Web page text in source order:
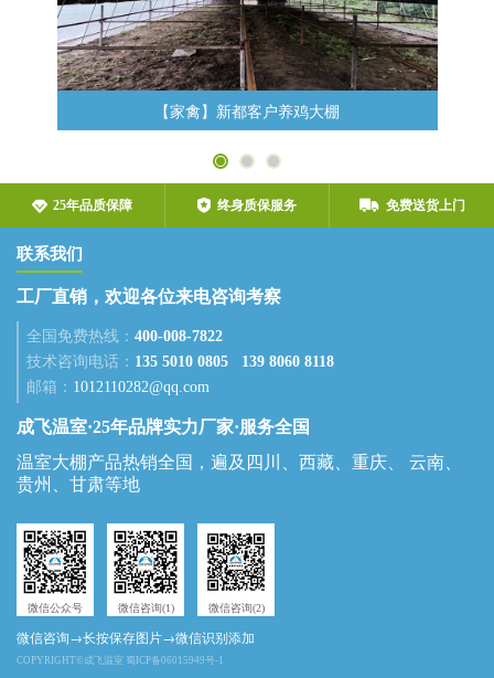
【家禽】新都客户养鸡大棚
 25年品质保障  终身质保服务  免费送货上门
联系我们
工厂直销，欢迎各位来电咨询考察
全国免费热线： 400-008-7822
技术咨询电话： 135 5010 0805
139 8060 8118
邮箱： 1012110282@qq.com
成飞温室·25年品牌实力厂家·服务全国
温室大棚产品热销全国，遍及四川、西藏、重庆、 云南、
贵州、甘肃等地
微信公众号 微信咨询(1) 微信咨询(2)
微信咨询→长按保存图片→微信识别添加
COPYRIGHT©成飞温室 蜀ICP备06015949号-1